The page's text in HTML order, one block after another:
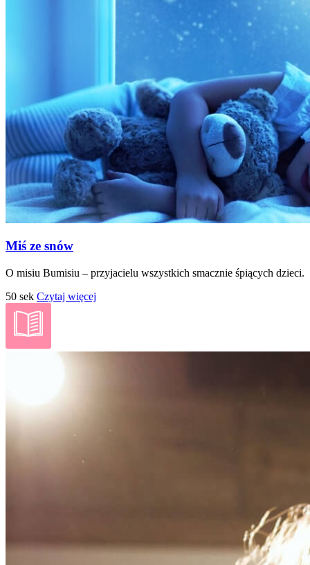
Miś ze snów
O misiu Bumisiu – przyjacielu wszystkich smacznie śpiących dzieci.
50 sek Czytaj więcej